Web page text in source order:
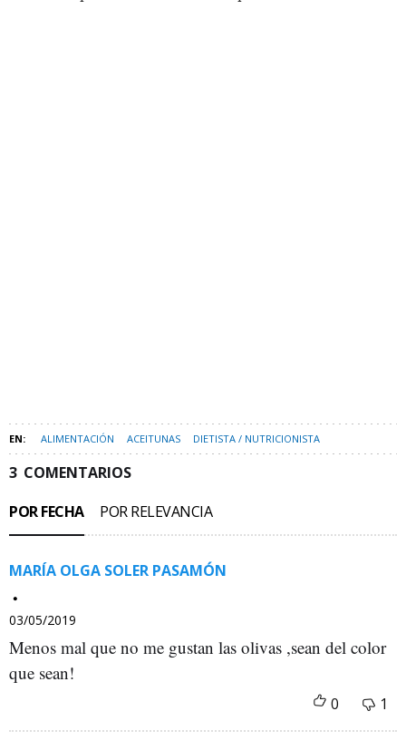
ALIMENTACIÓN ACEITUNAS DIETISTA / NUTRICIONISTA
3 COMENTARIOS
POR FECHA
POR RELEVANCIA
MARÍA OLGA SOLER PASAMÓN
03/05/2019
Menos mal que no me gustan las olivas ,sean del color
que sean!